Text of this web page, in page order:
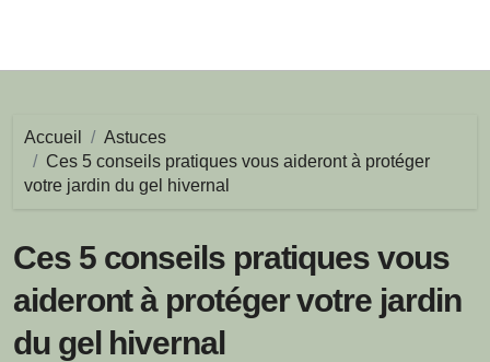
Accueil
Astuces
Ces 5 conseils pratiques vous aideront à protéger
votre jardin du gel hivernal
Ces 5 conseils pratiques vous
aideront à protéger votre jardin
du gel hivernal